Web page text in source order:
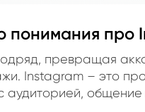
про
превращая
Instagram – это
аудиторией,